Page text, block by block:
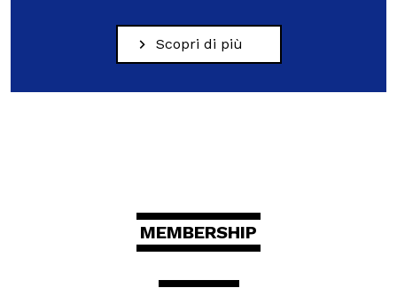
Scopri di più
MEMBERSHIP